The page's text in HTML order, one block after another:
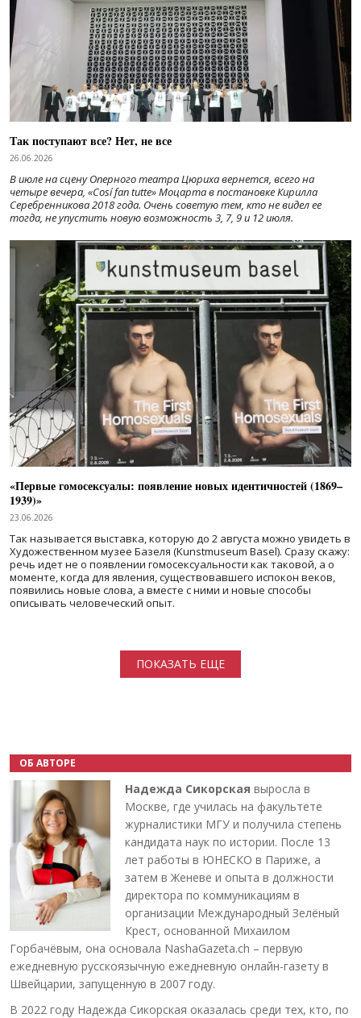
Так поступают все? Нет, не все
26.06.2026
В июле на сцену Оперного театра Цюриха вернется, всего на
четыре вечера, «Cosí fan tutte» Моцарта в постановке Кирилла
Серебренникова 2018 года. Очень советую тем, кто не видел ее
тогда, не упустить новую возможность 3, 7, 9 и 12 июля.
«Первые гомосексуалы: появление новых идентичностей (1869–
1939)»
23.06.2026
Так называется выставка, которую до 2 августа можно увидеть в
Художественном музее Базеля (Kunstmuseum Basel). Сразу скажу:
речь идет не о появлении гомосексуальности как таковой, а о
моменте, когда для явления, существовавшего испокон веков,
появились новые слова, а вместе с ними и новые способы
описывать человеческий опыт.
ПОКАЗАТЬ ЕЩЕ
ОБ АВТОРЕ
Надежда Сикорская выросла в
Москве, где училась на факультете
журналистики МГУ и получила степень
кандидата наук по истории. После 13
лет работы в ЮНЕСКО в Париже, а
затем в Женеве и опыта в должности
директора по коммуникациям в
организации Международный Зелёный
Крест, основанной Михаилом
Горбачёвым, она основала NashaGazeta.ch – первую
ежедневную русскоязычную ежедневную онлайн-газету в
Швейцарии, запущенную в 2007 году.
В 2022 году Надежда Сикорская оказалась среди тех, кто, по